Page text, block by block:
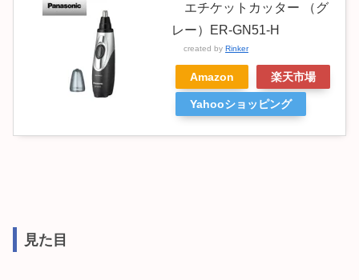
エチケットカッター （グ
レー）ER-GN51-H
created by Rinker
Amazon 楽天市場
Yahooショッピング
見た目